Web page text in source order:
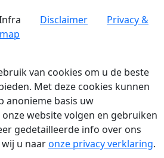
Infra Disclaimer
Privacy &
van cookies om u de beste
Met deze cookies kunnen
anonieme basis uw
website volgen en gebruiken
gedetailleerde info over ons
u naaronze privacy verklaring.